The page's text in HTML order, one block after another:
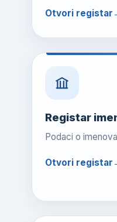
Otvori registar
Registar
Podaci o
Otvori registar